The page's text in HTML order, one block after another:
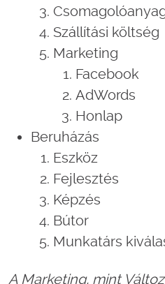
Szállítási költség
Marketing
Facebook
AdWords
Honlap
Beruházás
Eszköz
Fejlesztés
Képzés
Bútor
Munkatárs
A Marketing, mint